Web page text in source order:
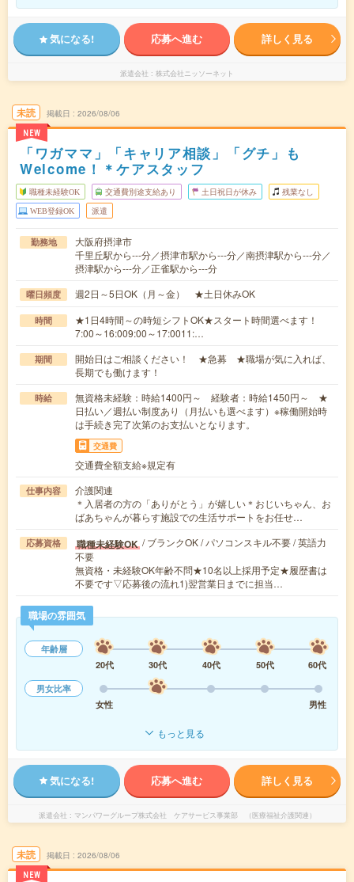
気になる! 応募へ進む 詳しく見る
派遣会社 株式会社ニッソーネット
未読
NEW
掲載日 2026/08/06
「ワガママ」「キャリア相談」「グチ」も
Welcome！＊ケアスタッフ
職種未経験OK 交通費別途支給あり 土日祝日が休み 残業なし
WEB登録OK 派遣
勤務地
大阪府摂津市
千里丘駅から---分／摂津市駅から---分／南摂津駅から---分／
摂津駅から---分／正雀駅から---分
曜日頻度 週2日～5日OK（月～金） ★土日休みOK
時間
★1日4時間～の時短シフトOK★スタート時間選べます！
7:00～16:009:00～17:0011:…
期間
開始日はご相談ください！ ★急募 ★職場が気に入れば、
長期でも働けます！
時給
無資格未経験：時給1400円～ 経験者：時給1450円～ ★
日払い／週払い制度あり（月払いも選べます）※稼働開始時
は手続き完了次第のお支払いとなります。
交通費
交通費全額支給※規定有
仕事内容
介護関連
＊入居者の方の「ありがとう」が嬉しい＊おじいちゃん、お
ばあちゃんが暮らす施設での生活サポートをお任せ…
応募資格 職種未経験OK / ブランクOK / パソコンスキル不要 / 英語力
不要
無資格・未経験OK年齢不問★10名以上採用予定★履歴書は
不要です▽応募後の流れ1)翌営業日までに担当…
職場の雰囲気
年齢層
20代
30代 40代 50代
60代
男女比率
女性
男性
もっと見る
気になる! 応募へ進む 詳しく見る
派遣会社 マンパワーグループ株式会社 ケアサービス事業部 （医療福祉介護関連）
未読
NEW
掲載日 2026/08/06